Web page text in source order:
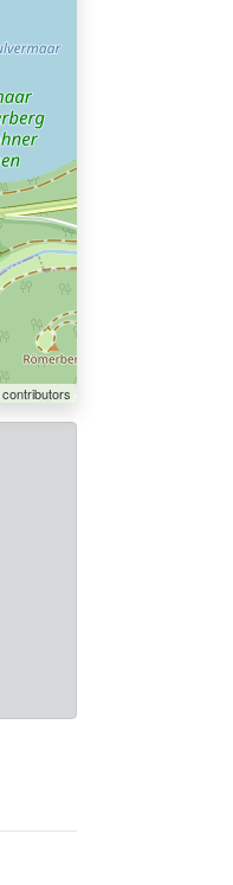
contributors